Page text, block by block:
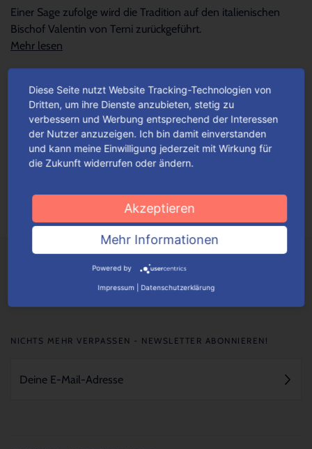
Einer Sage zufolge wird die Tradition auf den italienischen
Bischof Valentin von Terni zurückgeführt.
Mehr lesen
Unsere Valentinstaggeschenk-
Verpackungen – so facettenreich wie
die Liebe
Gerade am Valentinstag sorgen originelle Geschenk-Ideen für
den „Tag der offenen Herzen“, ganz gleich ob...Mehr lesen
NICHTS MEHR VERPASSEN - NEWSLETTER ABONNIEREN!
Diese Seite nutzt Website Tracking-Technologien von
Dritten, um ihre Dienste anzubieten, stetig zu
verbessern und Werbung entsprechend der Interessen
der Nutzer anzuzeigen. Ich bin damit einverstanden
und kann meine Einwilligung jederzeit mit Wirkung für
die Zukunft widerrufen oder ändern.
Akzeptieren
Mehr Informationen
Powered by
Impressum Datenschutzerklärung